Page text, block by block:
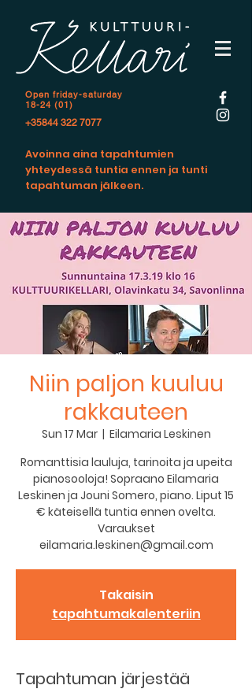
Open friday-saturday
18-24 (01)
+35844 322 7077
Avoinna aina tapahtumien
yhteydessä tuntia ennen ja tunti
tapahtuman jälkeen.
Niin paljon kuuluu
rakkauteen
Sun 17 Mar
  |
Eilamaria Leskinen
Romanttisia lauluja, tarinoita ja upeita
pianosooloja! Sopraano Eilamaria
Leskinen ja Jouni Somero, piano. Liput 15
€ käteisellä tuntia ennen ovelta.
Varaukset
eilamaria.leskinen@gmail.com
Takaisin
tapahtumakalenteriin
Tapahtuman järjestää